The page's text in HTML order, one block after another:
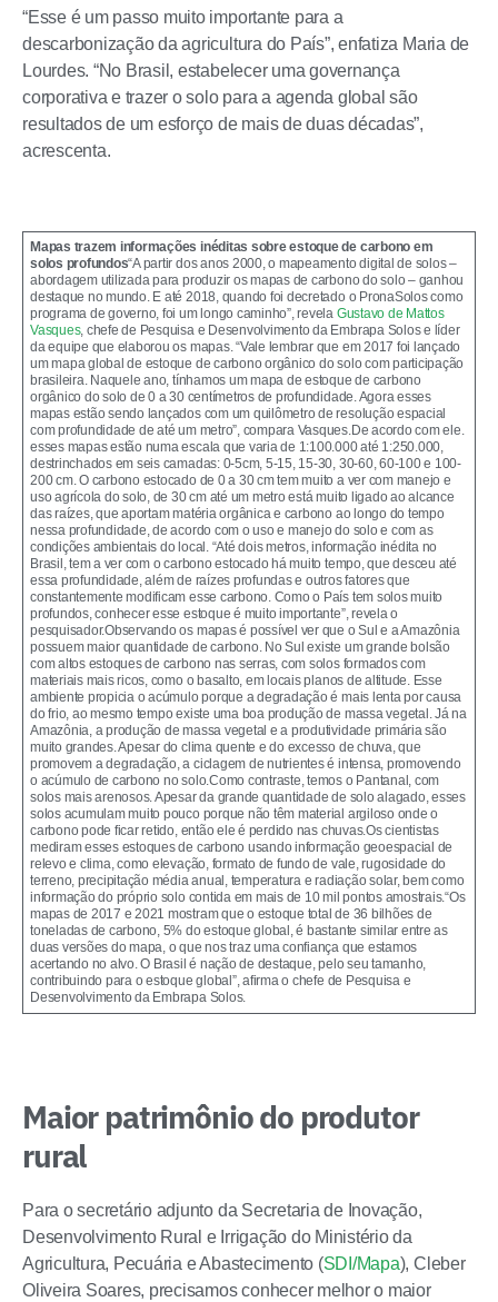
“Esse é um passo muito importante para a
descarbonização da agricultura do País”, enfatiza Maria de
Lourdes. “No Brasil, estabelecer uma governança
corporativa e trazer o solo para a agenda global são
resultados de um esforço de mais de duas décadas”,
acrescenta.
Mapas trazem informações inéditas sobre estoque de carbono em
solos profundos“A partir dos anos 2000, o mapeamento digital de solos –
abordagem utilizada para produzir os mapas de carbono do solo – ganhou
destaque no mundo. E até 2018, quando foi decretado o PronaSolos como
programa de governo, foi um longo caminho”, revela Gustavo de Mattos
Vasques, chefe de Pesquisa e Desenvolvimento da Embrapa Solos e líder
da equipe que elaborou os mapas. “Vale lembrar que em 2017 foi lançado
um mapa global de estoque de carbono orgânico do solo com participação
brasileira. Naquele ano, tínhamos um mapa de estoque de carbono
orgânico do solo de 0 a 30 centímetros de profundidade. Agora esses
mapas estão sendo lançados com um quilômetro de resolução espacial
com profundidade de até um metro”, compara Vasques.De acordo com ele.
esses mapas estão numa escala que varia de 1:100.000 até 1:250.000,
destrinchados em seis camadas: 0-5cm, 5-15, 15-30, 30-60, 60-100 e 100-
200 cm. O carbono estocado de 0 a 30 cm tem muito a ver com manejo e
uso agrícola do solo, de 30 cm até um metro está muito ligado ao alcance
das raízes, que aportam matéria orgânica e carbono ao longo do tempo
nessa profundidade, de acordo com o uso e manejo do solo e com as
condições ambientais do local. “Até dois metros, informação inédita no
Brasil, tem a ver com o carbono estocado há muito tempo, que desceu até
essa profundidade, além de raízes profundas e outros fatores que
constantemente modificam esse carbono. Como o País tem solos muito
profundos, conhecer esse estoque é muito importante”, revela o
pesquisador.Observando os mapas é possível ver que o Sul e a Amazônia
possuem maior quantidade de carbono. No Sul existe um grande bolsão
com altos estoques de carbono nas serras, com solos formados com
materiais mais ricos, como o basalto, em locais planos de altitude. Esse
ambiente propicia o acúmulo porque a degradação é mais lenta por causa
do frio, ao mesmo tempo existe uma boa produção de massa vegetal. Já na
Amazônia, a produção de massa vegetal e a produtividade primária são
muito grandes. Apesar do clima quente e do excesso de chuva, que
promovem a degradação, a ciclagem de nutrientes é intensa, promovendo
o acúmulo de carbono no solo.Como contraste, temos o Pantanal, com
solos mais arenosos. Apesar da grande quantidade de solo alagado, esses
solos acumulam muito pouco porque não têm material argiloso onde o
carbono pode ficar retido, então ele é perdido nas chuvas.Os cientistas
mediram esses estoques de carbono usando informação geoespacial de
relevo e clima, como elevação, formato de fundo de vale, rugosidade do
terreno, precipitação média anual, temperatura e radiação solar, bem como
informação do próprio solo contida em mais de 10 mil pontos amostrais.“Os
mapas de 2017 e 2021 mostram que o estoque total de 36 bilhões de
toneladas de carbono, 5% do estoque global, é bastante similar entre as
duas versões do mapa, o que nos traz uma confiança que estamos
acertando no alvo. O Brasil é nação de destaque, pelo seu tamanho,
contribuindo para o estoque global”, afirma o chefe de Pesquisa e
Desenvolvimento da Embrapa Solos.
Maior patrimônio do produtor
rural
Para o secretário adjunto da Secretaria de Inovação,
Desenvolvimento Rural e Irrigação do Ministério da
Agricultura, Pecuária e Abastecimento (SDI/Mapa), Cleber
Oliveira Soares, precisamos conhecer melhor o maior